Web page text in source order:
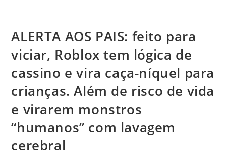
ALERTA AOS PAIS: feito para
viciar, Roblox tem lógica de
cassino e vira caça-níquel para
crianças. Além de risco de vida
e virarem monstros
“humanos” com lavagem
cerebral